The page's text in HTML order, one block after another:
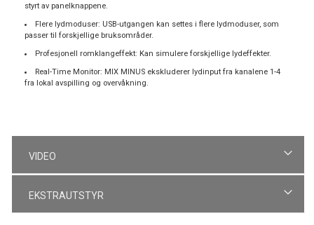
styrt av panelknappene.
Flere lydmoduser: USB-utgangen kan settes i flere lydmoduser, som
passer til forskjellige bruksområder.
Profesjonell romklangeffekt: Kan simulere forskjellige lydeffekter.
Real-Time Monitor: MIX MINUS ekskluderer lydinput fra kanalene 1-4
fra lokal avspilling og overvåkning.
VIDEO
EKSTRAUTSTYR